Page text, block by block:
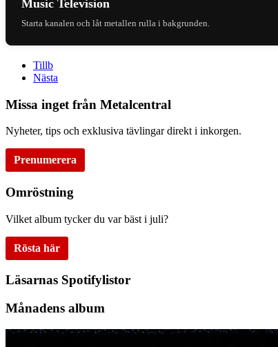
Music Television
Starta kanalen och låt metallen rulla i bakgrunden.
Tillb
Nästa
Missa inget från Metalcentral
Nyheter, tips och exklusiva tävlingar direkt i inkorgen.
Prenumerera
Omröstning
Vilket album tycker du var bäst i juli?
Rösta här
Läsarnas Spotifylistor
Månadens album